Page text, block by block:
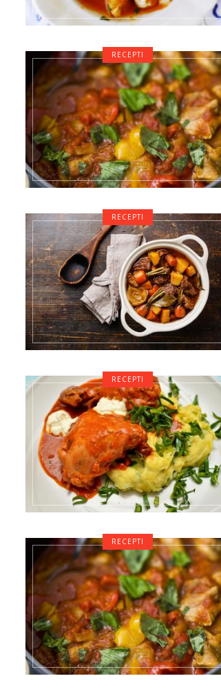
RECEPTI
RECEPTI
RECEPTI
RECEPTI